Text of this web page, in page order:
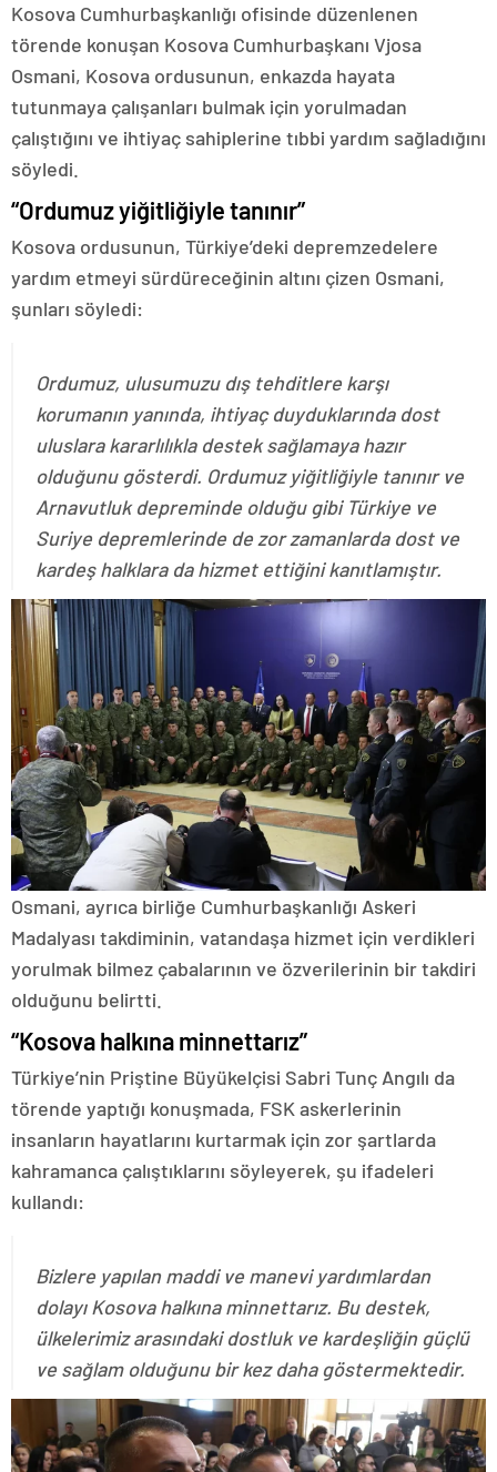
Kosova Cumhurbaşkanlığı ofisinde düzenlenen
törende konuşan Kosova Cumhurbaşkanı Vjosa
Osmani, Kosova ordusunun, enkazda hayata
tutunmaya çalışanları bulmak için yorulmadan
çalıştığını ve ihtiyaç sahiplerine tıbbi yardım sağladığını
söyledi.
“Ordumuz yiğitliğiyle tanınır”
Kosova ordusunun, Türkiye’deki depremzedelere
yardım etmeyi sürdüreceğinin altını çizen Osmani,
şunları söyledi:
Ordumuz, ulusumuzu dış tehditlere karşı
korumanın yanında, ihtiyaç duyduklarında dost
uluslara kararlılıkla destek sağlamaya hazır
olduğunu gösterdi. Ordumuz yiğitliğiyle tanınır ve
Arnavutluk depreminde olduğu gibi Türkiye ve
Suriye depremlerinde de zor zamanlarda dost ve
kardeş halklara da hizmet ettiğini kanıtlamıştır.
Osmani, ayrıca birliğe Cumhurbaşkanlığı Askeri
Madalyası takdiminin, vatandaşa hizmet için verdikleri
yorulmak bilmez çabalarının ve özverilerinin bir takdiri
olduğunu belirtti.
“Kosova halkına minnettarız”
Türkiye’nin Priştine Büyükelçisi Sabri Tunç Angılı da
törende yaptığı konuşmada, FSK askerlerinin
insanların hayatlarını kurtarmak için zor şartlarda
kahramanca çalıştıklarını söyleyerek, şu ifadeleri
kullandı:
Bizlere yapılan maddi ve manevi yardımlardan
dolayı Kosova halkına minnettarız. Bu destek,
ülkelerimiz arasındaki dostluk ve kardeşliğin güçlü
ve sağlam olduğunu bir kez daha göstermektedir.